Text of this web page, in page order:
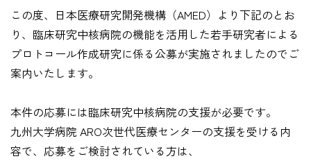
この度、日本医療研究開発機構（AMED）より下記のとお
り、臨床研究中核病院の機能を活用した若手研究者による
プロトコール作成研究に係る公募が実施されましたのでご
案内いたします。
本件の応募には臨床研究中核病院の支援が必要です。
九州大学病院 ARO次世代医療センターの支援を受ける内
容で、応募をご検討されている方は、